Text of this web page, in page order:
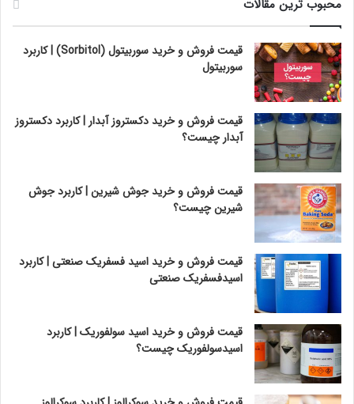
محبوب ترین مقالات
قیمت فروش و خرید سوربیتول (Sorbitol) | کاربرد
سوربیتول
قیمت فروش و خرید دکستروز آبدار | کاربرد دکستروز
آبدار چیست؟
قیمت فروش و خرید جوش شیرین | کاربرد جوش
شیرین چیست؟
قیمت فروش و خرید اسید فسفریک صنعتی | کاربرد
اسیدفسفریک صنعتی
قیمت فروش و خرید اسید سولفوریک | کاربرد
اسیدسولفوریک چیست؟